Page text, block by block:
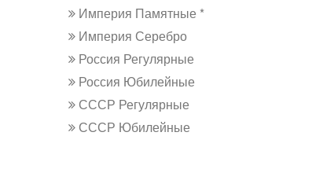
Империя Памятные *
Империя Серебро
Россия Регулярные
Россия Юбилейные
СССР Регулярные
СССР Юбилейные